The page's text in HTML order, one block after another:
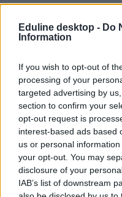
Eduline desktop - Do
Information
If you wish to opt-out of
processing of your
targeted advertising by
section to confirm your
opt-out request is
interest-based ads based
us or personal
your opt-out. You may
disclosure of your
IAB’s list of downstream
ingyenes alkalmazás
ingyenes app
campus life
infotech
angol alkalmazás
speaky